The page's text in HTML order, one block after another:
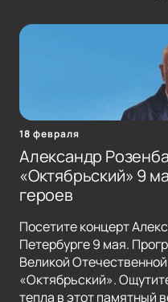
18 февраля
Александр
«Октябрьский» 9
героев
Посетите концерт
Петербурге 9 мая.
Великой
«Октябрьский».
тепла в этот памятный